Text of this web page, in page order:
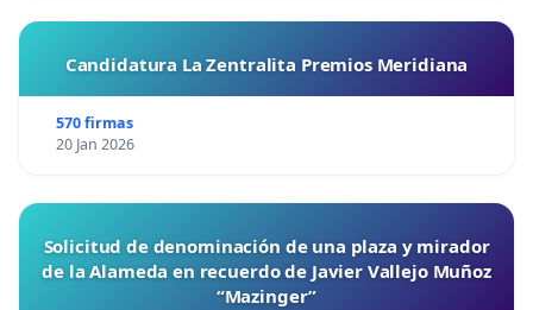
Candidatura La Zentralita Premios Meridiana
570 firmas
20 Jan 2026
Solicitud de denominación de una plaza y mirador
de la Alameda en recuerdo de Javier Vallejo Muñoz
“Mazinger”